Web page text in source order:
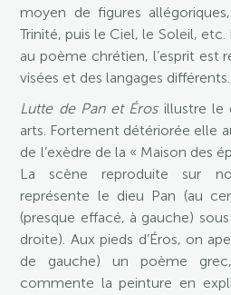
moyen de figures
Trinité, puis le Ciel, le Soleil,
au poème chrétien, l’esprit est
visées et des langages différents.
Lutte de Pan et Érosillustre le
arts. Fortement détériorée elle
de l’exèdre de la « Maison des
La scène reproduite sur
représente le dieu Pan (au
(presque effacé, à gauche)
droite). Aux pieds d’Éros, on
de gauche) un poème
commente la peinture en